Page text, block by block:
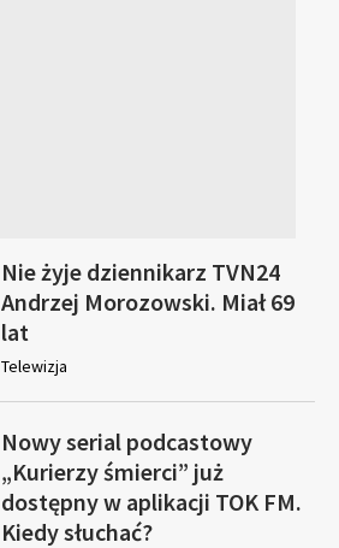
Nie żyje dziennikarz TVN24
Andrzej Morozowski. Miał 69
lat
Telewizja
Nowy serial podcastowy
„Kurierzy śmierci” już
dostępny w aplikacji TOK FM.
Kiedy słuchać?